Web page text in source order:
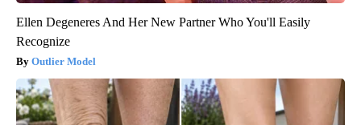
Ellen Degeneres And Her New Partner Who You'll Easily
Recognize
Outlier Model